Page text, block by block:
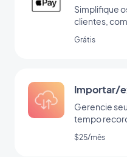
Simplifique
clientes,
Grátis
Importar/
Gerencie
tempo
$25/mês